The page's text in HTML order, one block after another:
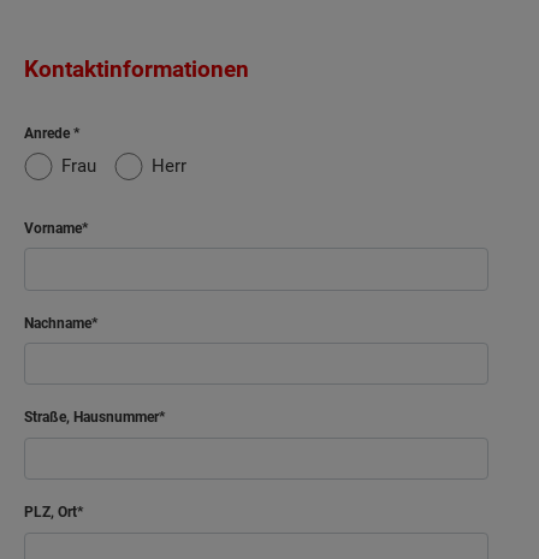
Kontaktinformationen
Anrede
Frau Herr
Vorname
Nachname
Straße, Hausnummer
PLZ, Ort